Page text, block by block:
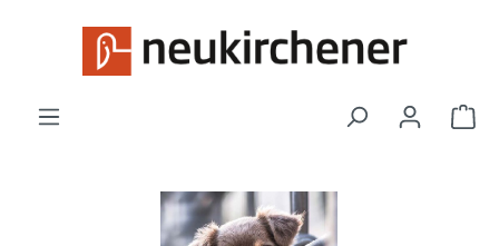
Zum Hauptinhalt springen
Bildergalerie überspringen